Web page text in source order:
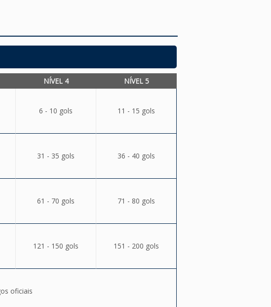
NÍVEL 4 NÍVEL 5
6 - 10 gols 11 - 15 gols
31 - 35 gols 36 - 40 gols
61 - 70 gols 71 - 80 gols
121 - 150 gols 151 - 200 gols
oficiais